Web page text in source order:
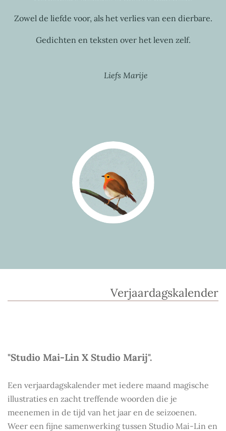
Zowel de liefde voor, als het verlies van een dierbare.
Gedichten en teksten over het leven zelf.
Liefs Marije
Verjaardagskalender
"Studio Mai-Lin X Studio Marij".
Een verjaardagskalender met iedere maand magische
illustraties en zacht treffende woorden die je
meenemen in de tijd van het jaar en de seizoenen.
Weer een fijne samenwerking tussen Studio Mai-Lin en